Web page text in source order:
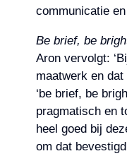
communicatie
Be brief, be
Aron vervolgt:
maatwerk en
‘be brief, be
pragmatisch en
heel goed bij
om dat